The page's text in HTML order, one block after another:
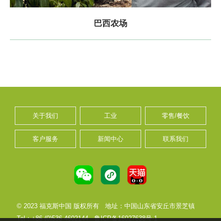
巴西农场
关于我们 工业 零售/餐饮
客户服务 新闻中心 联系我们
© 2023 福克斯中国 版权所有
地址：中国山东省安丘市景芝镇
Tel：+86 (0)536 4602144
鲁ICP备16027638号-1